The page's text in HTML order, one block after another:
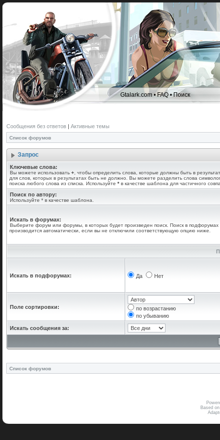
Gtalark.com •FAQ•Поиск
Сообщения без ответов | Активные темы
Список форумов
Запрос
Ключевые слова:
Вы можете использовать + , чтобы определить слова, которые должны быть в
для слов, которых в результатах быть не должно. Вы можете разделить слова
поиска любого слова из списка. Используйте * в качестве шаблона для частичного
Поиск по автору:
Используйте * в качестве шаблона.
Искать в форумах:
Выберите форум или форумы, в которых будет произведен поиск. Поиск в подфорумах
производится автоматически, если вы не отключили соответствующую опцию ниже.
Искать в подфорумах: Да Нет
Поле сортировки:
по возрастанию
по убыванию
Искать сообщения за:
Список форумов
Based